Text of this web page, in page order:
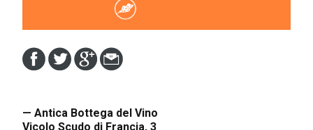
— Antica Bottega del Vino
Vicolo Scudo di Francia, 3